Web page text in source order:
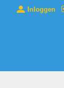
Inloggen